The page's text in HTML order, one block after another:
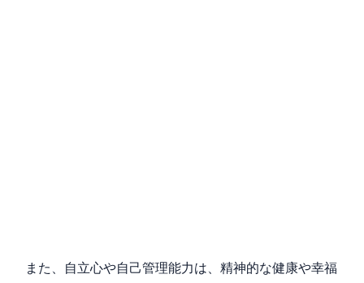
また、自立心や自己管理能力は、精神的な健康や幸福